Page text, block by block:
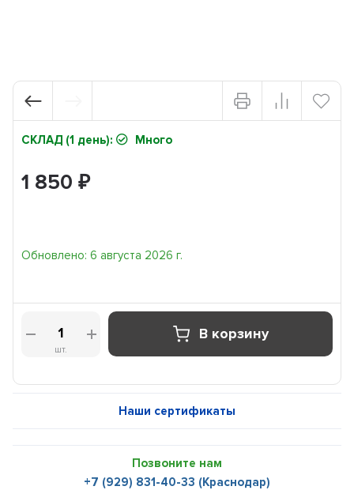
СКЛАД (1 день): Много
1 850₽
Обновлено: 6 августа 2026 г.
шт.
В корзину
Наши сертификаты
Позвоните нам
+7 (929) 831-40-33 (Краснодар)